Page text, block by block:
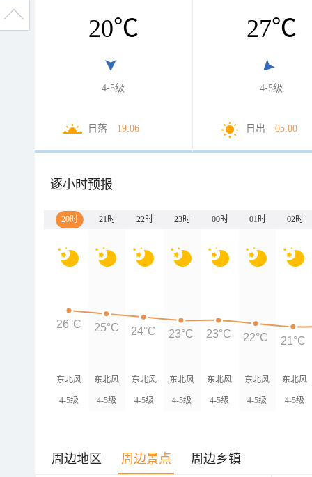
20℃
4-5级
日落 19:06
27℃
4-5级
日出 05:00
逐小时预报
20时 21时 22时 23时 00时 01时 02时
东北风
4-5级
东北风
4-5级
东北风
4-5级
东北风
4-5级
东北风
4-5级
东北风
4-5级
东北风
4-5级
26°C 25°C 24°C 23°C 23°C 22°C 21°C
周边地区 周边景点 周边乡镇